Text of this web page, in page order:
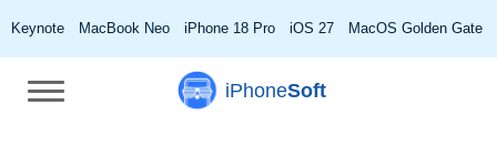
Keynote MacBook Neo iPhone 18 Pro iOS 27 MacOS Golden Gate
iPhoneSoft